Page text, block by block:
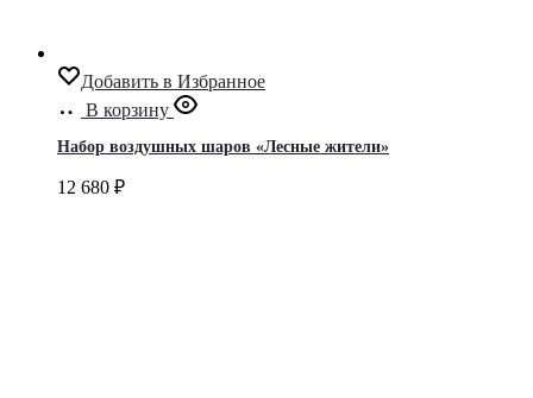
Добавить в Избранное
В корзину
Набор воздушных шаров «Лесные жители»
12 680 ₽